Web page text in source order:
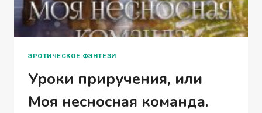
ЭРОТИЧЕСКОЕ ФЭНТЕЗИ
Уроки приручения, или
Моя несносная команда.